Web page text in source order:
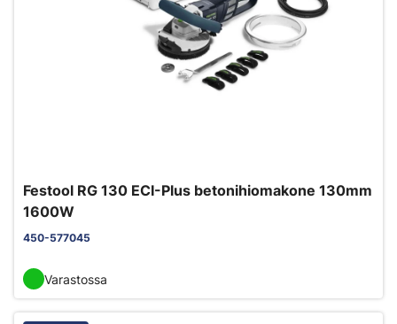
Festool RG 130 ECI-Plus betonihiomakone 130mm
1600W
450-577045
Varastossa